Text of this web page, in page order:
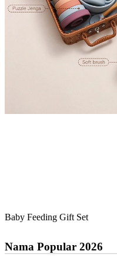
Baby Feeding Gift Set
Nama Popular 2026